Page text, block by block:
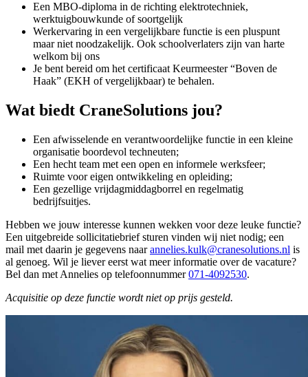
Een MBO-diploma in de richting elektrotechniek,
werktuigbouwkunde of soortgelijk
Werkervaring in een vergelijkbare functie is een pluspunt
maar niet noodzakelijk. Ook schoolverlaters zijn van harte
welkom bij ons
Je bent bereid om het certificaat Keurmeester “Boven de
Haak” (EKH of vergelijkbaar) te behalen.
Wat biedt CraneSolutions jou?
Een afwisselende en verantwoordelijke functie in een kleine
organisatie boordevol techneuten;
Een hecht team met een open en informele werksfeer;
Ruimte voor eigen ontwikkeling en opleiding;
Een gezellige vrijdagmiddagborrel en regelmatig
bedrijfsuitjes.
Hebben we jouw interesse kunnen wekken voor deze leuke functie?
Een uitgebreide sollicitatiebrief sturen vinden wij niet nodig; een
mail met daarin je gegevens naarannelies.kulk@cranesolutions.nl is
al genoeg. Wil je liever eerst wat meer informatie over de vacature?
Bel dan met Annelies op telefoonnummer071-4092530.
Acquisitie op deze functie wordt niet op prijs gesteld.